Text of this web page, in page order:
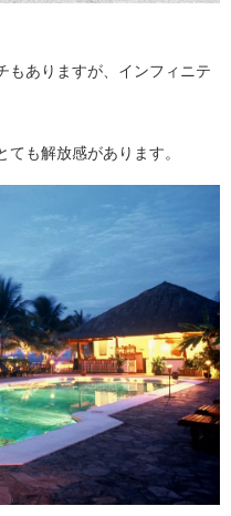
もありますが、インフィニテ
も解放感があります。